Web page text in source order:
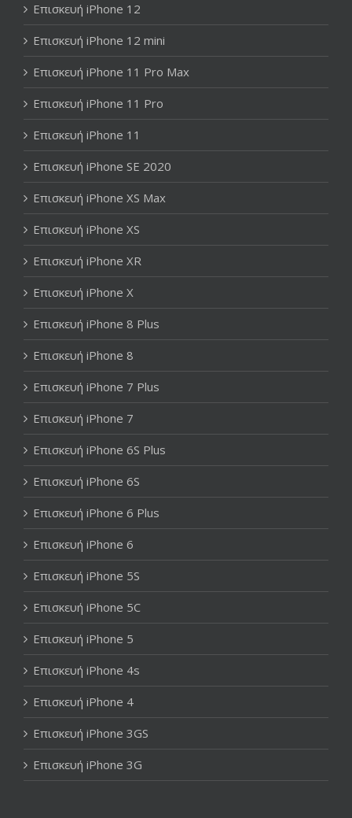
Επισκευή iPhone 12
Επισκευή iPhone 12 mini
Επισκευή iPhone 11 Pro Max
Επισκευή iPhone 11 Pro
Επισκευή iPhone 11
Επισκευή iPhone SE 2020
Επισκευή iPhone XS Max
Επισκευή iPhone XS
Επισκευή iPhone XR
Επισκευή iPhone X
Επισκευή iPhone 8 Plus
Επισκευή iPhone 8
Επισκευή iPhone 7 Plus
Επισκευή iPhone 7
Επισκευή iPhone 6S Plus
Επισκευή iPhone 6S
Επισκευή iPhone 6 Plus
Επισκευή iPhone 6
Επισκευή iPhone 5S
Επισκευή iPhone 5C
Επισκευή iPhone 5
Επισκευή iPhone 4s
Επισκευή iPhone 4
Επισκευή iPhone 3GS
Επισκευή iPhone 3G